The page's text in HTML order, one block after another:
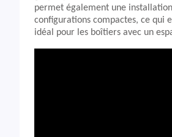
permet également une
configurations compactes, ce qui
idéal pour les boîtiers avec un